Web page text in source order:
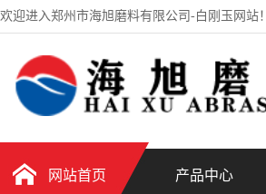
欢迎进入郑州市海旭磨料有限公司-白刚玉网站！
网站首页 产品中心